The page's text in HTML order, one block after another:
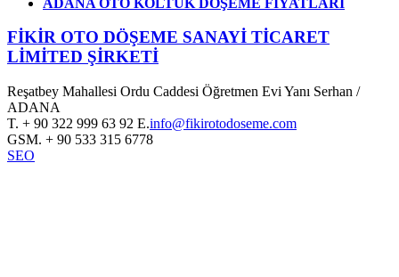
FİKİR OTO DÖŞEME SANAYİ TİCARET
LİMİTED ŞİRKETİ
Reşatbey Mahallesi Ordu Caddesi Öğretmen Evi Yanı Serhan /
ADANA
T. + 90 322 999 63 92 E.info@fikirotodoseme.com
GSM. + 90 533 315 6778
SEO